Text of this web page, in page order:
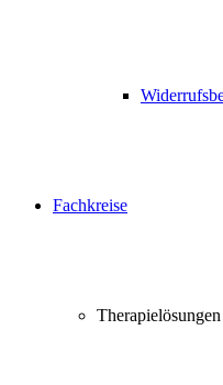
Fachkreise
Therapielösungen